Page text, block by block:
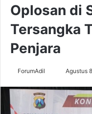
Oplosan di
Tersangka
Penjara
ForumAdil Agustus